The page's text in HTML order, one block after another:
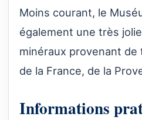
Moins courant, le
également une très
minéraux provenant de
de la France, de la
Informations